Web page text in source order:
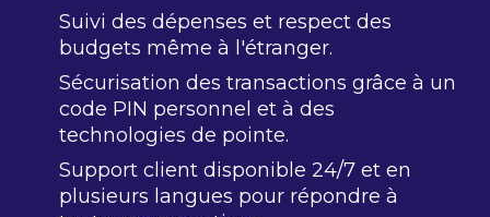
Suivi des dépenses et respect des
budgets même à l'étranger.
Sécurisation des transactions grâce à un
code PIN personnel et à des
technologies de pointe.
Support client disponible 24/7 et en
plusieurs langues pour répondre à